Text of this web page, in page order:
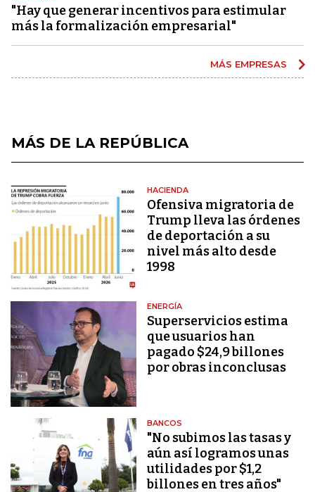
"Hay que generar incentivos para estimular
más la formalización empresarial"
MÁS EMPRESAS
MÁS DE LA REPÚBLICA
HACIENDA
Ofensiva migratoria de
Trump lleva las órdenes
de deportación a su
nivel más alto desde
1998
ENERGÍA
Superservicios estima
que usuarios han
pagado $24,9 billones
por obras inconclusas
BANCOS
"No subimos las tasas y
aún así logramos unas
utilidades por $1,2
billones en tres años"